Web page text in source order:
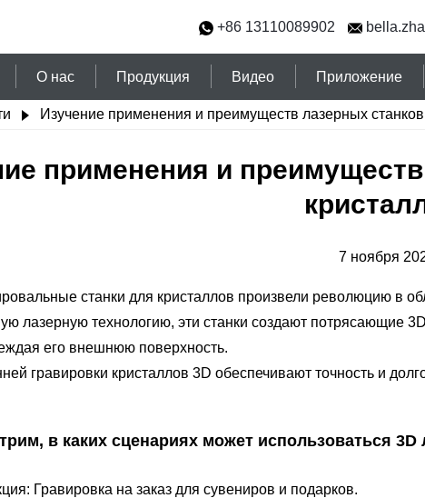
+86 13110089902
О нас Продукция Видео Приложение
Изучение применения и преимуществ лазерных
применения и
7 ноября
станки для кристаллов произвели революцию в
лазерную технологию, эти станки создают потрясающие
его внешнюю поверхность.
гравировки кристаллов 3D обеспечивают точность и
в каких сценариях может использоваться
Гравировка на заказ для сувениров и подарков.